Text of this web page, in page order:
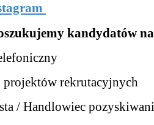
kandydatów
rekrutacyjnych
/ Handlowiec